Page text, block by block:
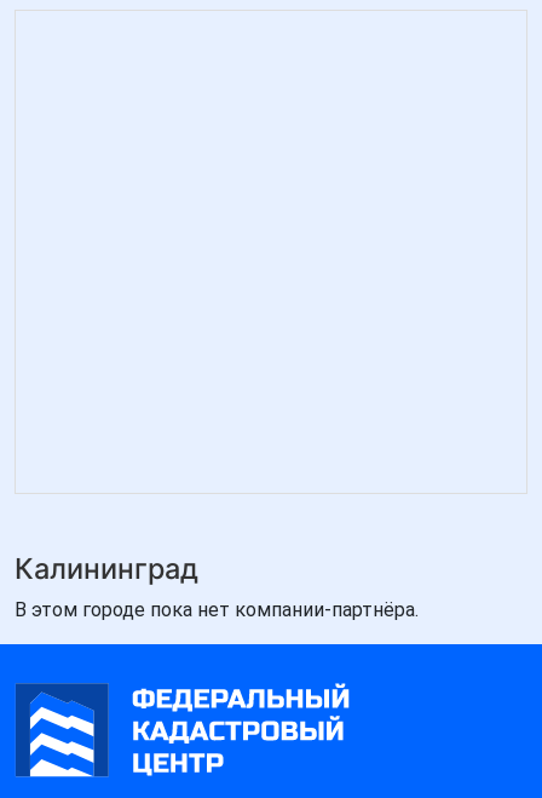
Калининград
В этом городе пока нет компании-партнёра.